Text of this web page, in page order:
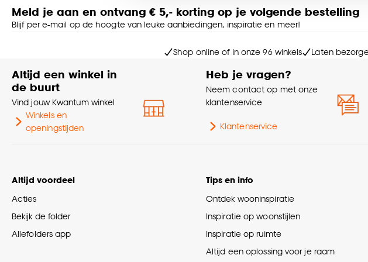
Goed om te weten is dat je deze keuze altijd nog
Meld je aan en ontvang € 5,- korting op je volgende bestelling
Blijf per e-mail op de hoogte van leuke aanbiedingen, inspiratie en meer!
Shop online of in onze 96 winkels Laten
Altijd een winkel in
de buurt
Vind jouw Kwantum winkel
Winkels en
openingstijden
Heb je vragen?
Neem contact op met onze
klantenservice
Klantenservice
Altijd voordeel
Acties
Bekijk de folder
Allefolders app
Tips en info
Ontdek wooninspiratie
Inspiratie op woonstijlen
Inspiratie op ruimte
Altijd een oplossing voor je raam